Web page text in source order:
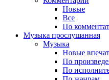
Новые
Все
По
Музыка прослушанная
Музыка
Новые
По
По